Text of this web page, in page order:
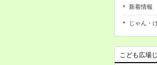
新着情報
じゃん・
こども広場